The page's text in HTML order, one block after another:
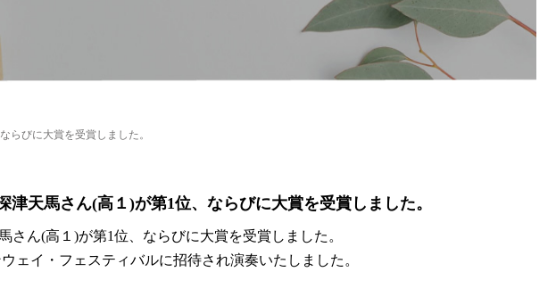
らびに大賞を受賞しました。
天馬さん(高１)が第1位、ならびに大賞を受賞しました。
さん(高１)が第1位、ならびに大賞を受賞しました。
ェイ・フェスティバルに招待され演奏いたしました。